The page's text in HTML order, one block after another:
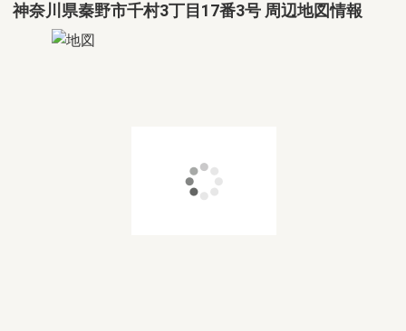
神奈川県秦野市千村3丁目17番3号 周辺地図情報